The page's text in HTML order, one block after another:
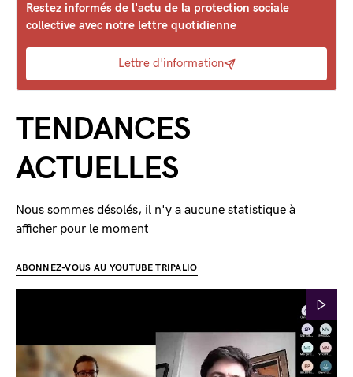
Restez informés de l'actu de la protection sociale
collective avec notre lettre quotidienne
Lettre d'information
TENDANCES
ACTUELLES
Nous sommes désolés, il n'y a aucune statistique à
afficher pour le moment
ABONNEZ-VOUS AU YOUTUBE TRIPALIO